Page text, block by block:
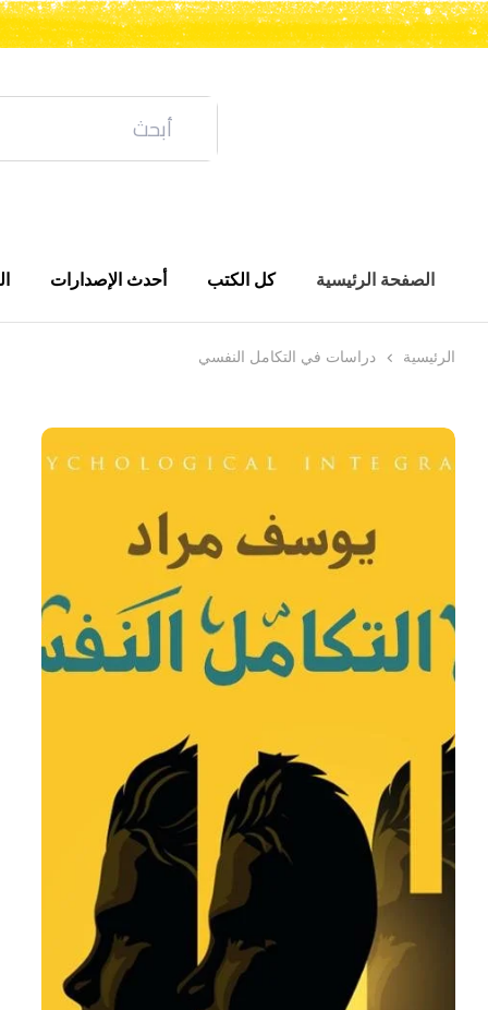
الصفحة الرئيسية كل الكتب أحدث الإصدارات
الرئيسية دراسات في التكامل النفسي